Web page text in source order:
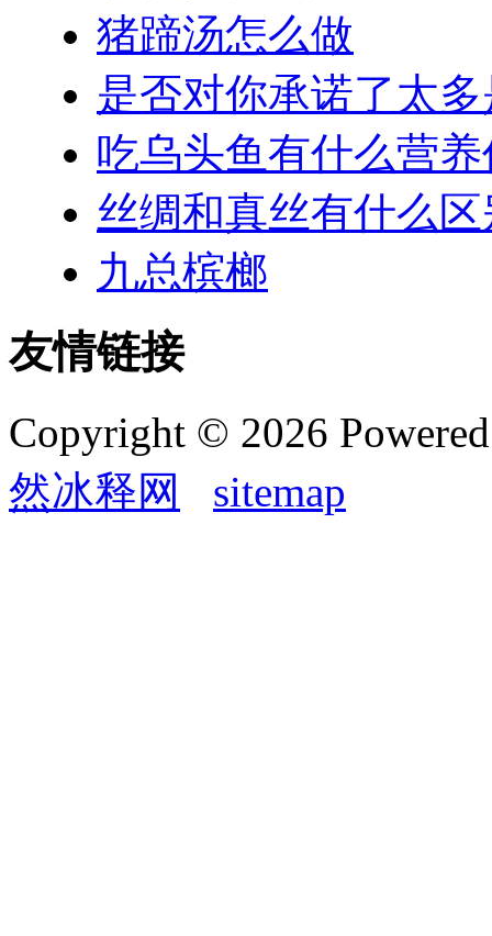
猪蹄汤怎么做
是否对你承诺了太
吃乌头鱼有什么营
丝绸和真丝有什么区
九总槟榔
友情链接
Copyright © 2026
然冰释网
sitemap